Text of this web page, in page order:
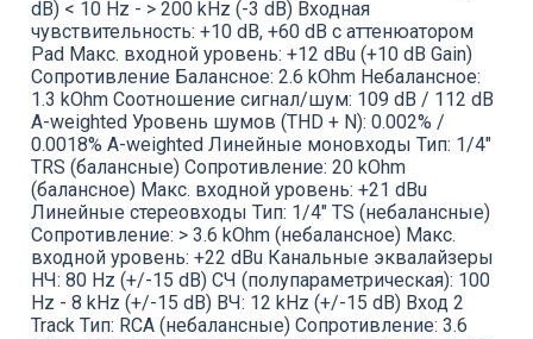
dB) < 10 Hz - > 200 kHz (-3 dB) Входная
чувствительность: +10 dB, +60 dB с аттенюатором
Pad Макс. входной уровень: +12 dBu (+10 dB Gain)
Сопротивление Балансное: 2.6 kOhm Небалансное:
1.3 kOhm Соотношение сигнал/шум: 109 dB / 112 dB
A-weighted Уровень шумов (THD + N): 0.002% /
0.0018% A-weighted Линейные моновходы Тип: 1/4"
TRS (балансные) Сопротивление: 20 kOhm
(балансное) Макс. входной уровень: +21 dBu
Линейные стереовходы Тип: 1/4" TS (небалансные)
Сопротивление: > 3.6 kOhm (небалансное) Макс.
входной уровень: +22 dBu Канальные эквалайзеры
НЧ: 80 Hz (+/-15 dB) СЧ (полупараметрическая): 100
Hz - 8 kHz (+/-15 dB) ВЧ: 12 kHz (+/-15 dB) Вход 2
Track Тип: RCA (небалансные) Сопротивление: 3.6